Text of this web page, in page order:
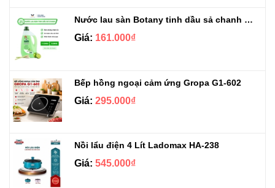
Nước lau sàn Botany tinh dầu sả chanh chai 3.9kg
Giá: 161.000₫
Bếp hồng ngoại cảm ứng Gropa G1-602
Giá: 295.000₫
Nồi lẩu điện 4 Lít Ladomax HA-238
Giá: 545.000₫